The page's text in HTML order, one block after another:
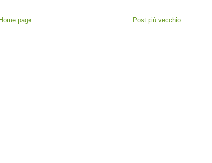
Post più vecchio
Home page